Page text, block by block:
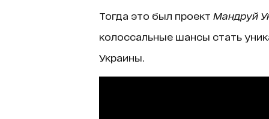
Тогда это был проект Мандруй
колоссальные шансы стать
Украины.